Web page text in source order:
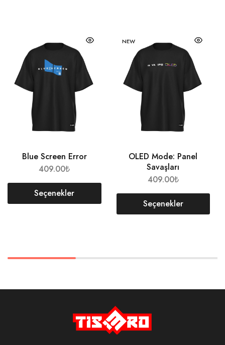
Blue Screen Error
409.00₺
Seçenekler
NEW
OLED Mode: Panel
Savaşları
409.00₺
Seçenekler